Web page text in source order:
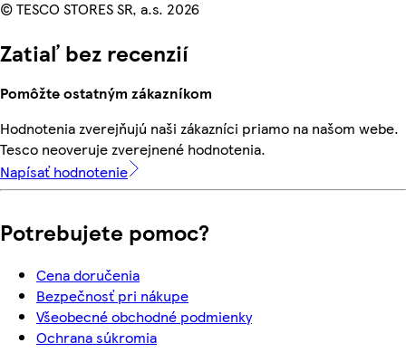
© TESCO STORES SR, a.s. 2026
Zatiaľ bez recenzií
Pomôžte ostatným zákazníkom
Hodnotenia zverejňujú naši zákazníci priamo na našom webe.
Tesco neoveruje zverejnené hodnotenia.
Napísať hodnotenie
Potrebujete pomoc?
Cena doručenia
Bezpečnosť pri nákupe
Všeobecné obchodné podmienky
Ochrana súkromia